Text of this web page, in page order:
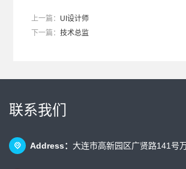
上一篇： UI设计师
下一篇：技术总监
联系我们
Address： 大连市高新园区广贤路141号